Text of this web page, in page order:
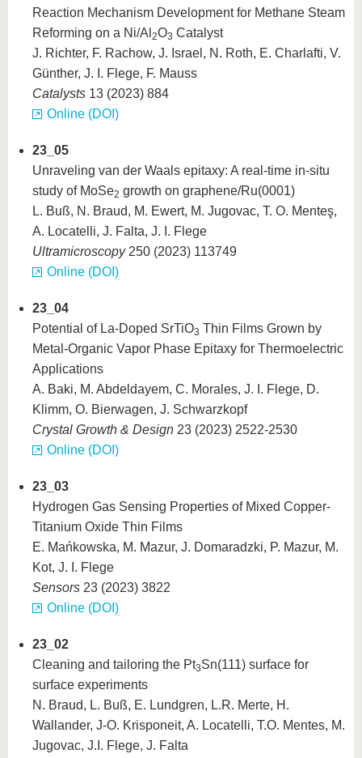
Reaction Mechanism Development for Methane Steam
Reforming on a Ni/Al 2O3 Catalyst
J. Richter, F. Rachow, J. Israel, N. Roth, E. Charlafti, V.
Günther, J. I. Flege, F. Mauss
Catalysts 13 (2023) 884
Online (DOI)
23_05
Unraveling van der Waals epitaxy: A real-time in-situ
study of MoSe2 growth on graphene/Ru(0001)
L. Buß, N. Braud, M. Ewert, M. Jugovac, T. O. Menteş,
A. Locatelli, J. Falta, J. I. Flege
Ultramicroscopy 250 (2023) 113749
Online (DOI)
23_04
Potential of La-Doped SrTiO3 Thin Films Grown by
Metal-Organic Vapor Phase Epitaxy for Thermoelectric
Applications
A. Baki, M. Abdeldayem, C. Morales, J. I. Flege, D.
Klimm, O. Bierwagen, J. Schwarzkopf
Crystal Growth & Design 23 (2023) 2522-2530
Online (DOI)
23_03
Hydrogen Gas Sensing Properties of Mixed Copper-
Titanium Oxide Thin Films
E. Mańkowska, M. Mazur, J. Domaradzki, P. Mazur, M.
Kot, J. I. Flege
Sensors 23 (2023) 3822
Online (DOI)
23_02
Cleaning and tailoring the Pt3Sn(111) surface for
surface experiments
N. Braud, L. Buß, E. Lundgren, L.R. Merte, H.
Wallander, J-O. Krisponeit, A. Locatelli, T.O. Mentes, M.
Jugovac, J.I. Flege, J. Falta